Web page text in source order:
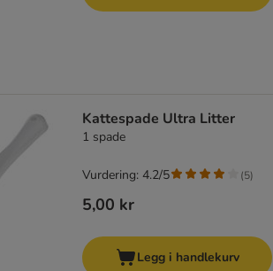
Kattespade Ultra Litter
1 spade
5,00 kr
Vurdering: 4.2/5 (5)
Legg i handlekurv